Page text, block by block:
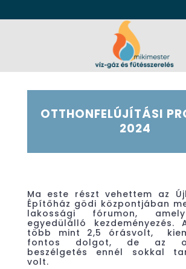
OTTHONFELÚJÍTÁSI
2024
Ma este részt vehettem az
Építőház gödi központjában
lakossági fórumon,
egyedülálló kezdeményezés.
több mint 2,5 órásvolt,
fontos dolgot, de az
beszélgetés ennél sokkal
volt.